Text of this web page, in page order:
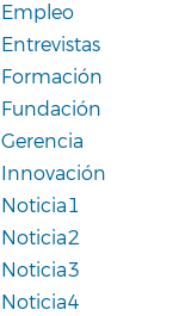
Empleo
Entrevistas
Formación
Fundación
Gerencia
Innovación
Noticia1
Noticia2
Noticia3
Noticia4